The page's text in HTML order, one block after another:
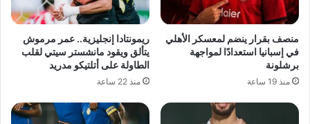
منصف بقرار ينضم لمعسكر الأهلي
في إسبانيا استعدادًا لمواجهة
برشلونة
منذ 19 ساعة
ريمونتادا إنجليزية.. عمر مرموش
يتألق ويقود مانشستر سيتي لقلب
الطاولة على أتلتيكو مدريد
منذ 22 ساعة